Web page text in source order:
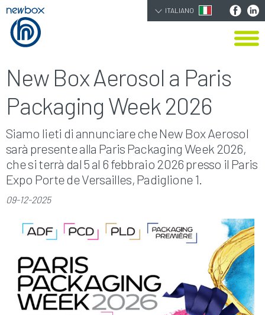
ITALIANO
New Box Aerosol a Paris
Packaging Week 2026
Siamo lieti di annunciare che New Box Aerosol
sarà presente alla Paris Packaging Week 2026,
che si terrà dal 5 al 6 febbraio 2026 presso il Paris
Expo Porte de Versailles, Padiglione 1.
09-12-2025